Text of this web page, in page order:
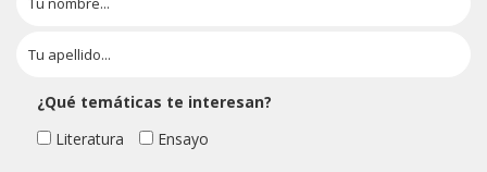
¿Qué temáticas te interesan?
Literatura
Ensayo